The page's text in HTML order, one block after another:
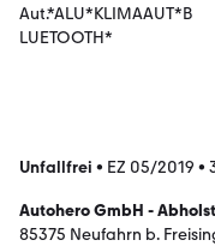
Unfallfrei • EZ 05/2019 •
Autohero GmbH -
85375 Neufahrn b.